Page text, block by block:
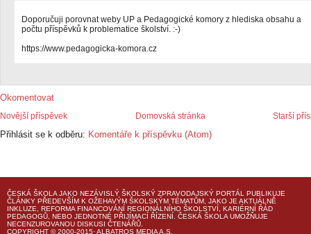
Doporučuji porovnat weby UP a Pedagogické komory z hlediska obsahu a
počtu příspěvků k problematice školství. :-)
https://www.pedagogicka-komora.cz
Okomentovat
Novější příspěvek Starší
Domovská stránka
Přihlásit se k odběru: Komentáře k příspěvku (Atom)
ČESKÁ ŠKOLA JAKO NEZÁVISLÝ ŠKOLSKÝ ZPRAVODAJSKÝ PORTÁL PUBLIKUJE
ČLÁNKY PŘEDEVŠÍM K OŽEHAVÝM ŠKOLSKÝM TÉMATŮM, JAKO JE AKTUÁLNĚ
INKLUZE, REFORMA FINANCOVÁNÍ REGIONÁLNÍHO ŠKOLSTVÍ, KARIÉRNÍ ŘÁD
PEDAGOGŮ, NEBO JEDNOTNÉ PŘIJÍMACÍ ŘÍZENÍ. ČESKÁ ŠKOLA UMOŽŇUJE
NECENZUROVANOU DISKUSI ČTENÁŘŮ.
COPYRIGHT © 2000-2015· ALBATROS MEDIA A.S.